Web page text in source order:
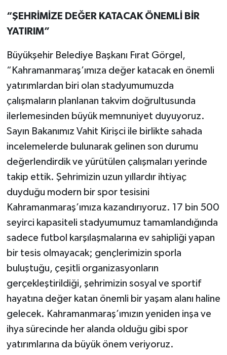
“ŞEHRİMİZE DEĞER KATACAK ÖNEMLİ BİR
YATIRIM”
Büyükşehir Belediye Başkanı Fırat Görgel,
“Kahramanmaraş’ımıza değer katacak en önemli
yatırımlardan biri olan stadyumumuzda
çalışmaların planlanan takvim doğrultusunda
ilerlemesinden büyük memnuniyet duyuyoruz.
Sayın Bakanımız Vahit Kirişci ile birlikte sahada
incelemelerde bulunarak gelinen son durumu
değerlendirdik ve yürütülen çalışmaları yerinde
takip ettik. Şehrimizin uzun yıllardır ihtiyaç
duyduğu modern bir spor tesisini
Kahramanmaraş’ımıza kazandırıyoruz. 17 bin 500
seyirci kapasiteli stadyumumuz tamamlandığında
sadece futbol karşılaşmalarına ev sahipliği yapan
bir tesis olmayacak; gençlerimizin sporla
buluştuğu, çeşitli organizasyonların
gerçekleştirildiği, şehrimizin sosyal ve sportif
hayatına değer katan önemli bir yaşam alanı haline
gelecek. Kahramanmaraş’ımızın yeniden inşa ve
ihya sürecinde her alanda olduğu gibi spor
yatırımlarına da büyük önem veriyoruz.